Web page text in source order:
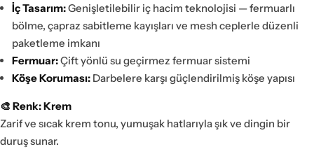
İç Tasarım:Genişletilebilir iç hacim teknolojisi — fermuarlı
bölme, çapraz sabitleme kayışları ve mesh ceplerle düzenli
paketleme imkanı
Fermuar:Çift yönlü su geçirmez fermuar sistemi
Köşe Koruması: Darbelere karşı güçlendirilmiş köşe yapısı
🎨 Renk: Krem
Zarif ve sıcak krem tonu, yumuşak hatlarıyla şık ve dingin bir
duruş sunar.